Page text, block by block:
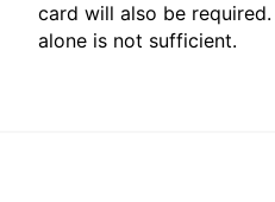
card will also be required.
alone is not sufficient.